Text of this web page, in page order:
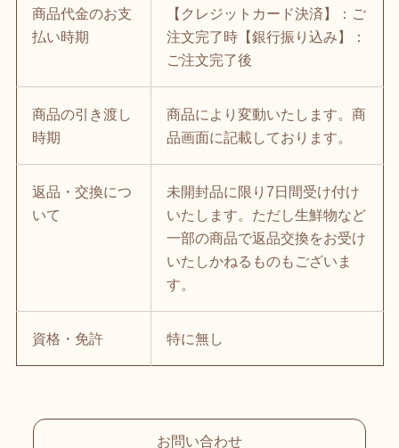
商品代金のお支
払い時期
【クレジットカード決済】：ご
注文完了時【銀行振り込み】：
ご注文完了後
商品の引き渡し
時期
商品により変動いたします。商
品画面に記載しております。
返品・交換につ
いて
未開封品に限り7日間受け付け
いたします。ただし生鮮物など
一部の商品で返品交換をお受け
いたしかねるものもございま
す。
資格・免許 特に無し
お問い合わせ